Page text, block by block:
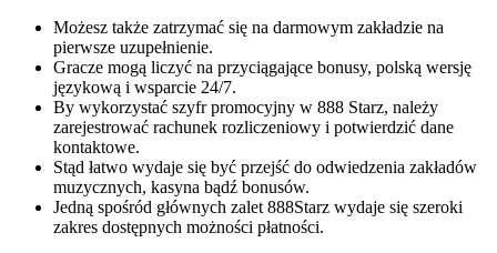
Możesz także zatrzymać się na darmowym zakładzie na
pierwsze uzupełnienie.
Gracze mogą liczyć na przyciągające bonusy, polską wersję
językową i wsparcie 24/7.
By wykorzystać szyfr promocyjny w 888 Starz, należy
zarejestrować rachunek rozliczeniowy i potwierdzić dane
kontaktowe.
Stąd łatwo wydaje się być przejść do odwiedzenia zakładów
muzycznych, kasyna bądź bonusów.
Jedną spośród głównych zalet 888Starz wydaje się szeroki
zakres dostępnych możności płatności.